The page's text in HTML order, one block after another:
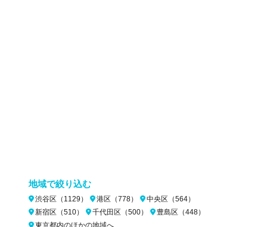
地域で絞り込む
渋谷区（1129） 港区（778）
中央区（564）
新宿区（510）
千代田区（500）
豊島区（448）
東京都内のほかの地域へ